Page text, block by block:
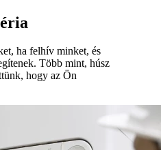
ha felhív minket, és
Több mint, húsz
hogy az Ön